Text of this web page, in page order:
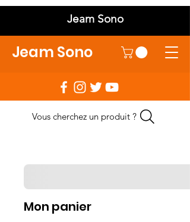
Jeam Sono
Jeam Sono
Vous cherchez un produit ?
Mon panier